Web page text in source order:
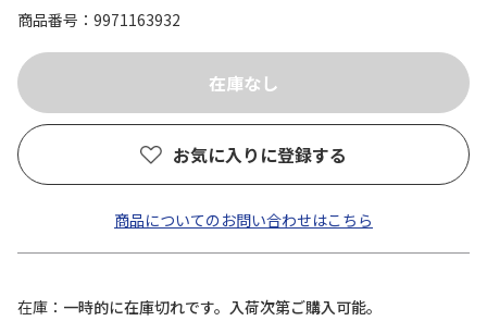
商品番号
9971163932
お気に入りに登録する
商品についてのお問い合わせはこちら
在庫
一時的に在庫切れです。入荷次第ご購入可能。